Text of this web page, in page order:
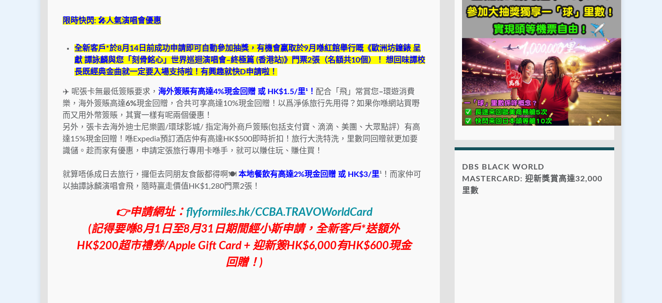
限時快閃: 🎤人氣演唱會優惠
全新客戶*於8月 14 日前成功申請即可自動參加抽獎，有機會贏取於9月喺紅館舉行嘅 《歐洲坊鐘錶 呈
獻 譚詠麟與您「刻骨銘心」世界巡迴演唱會–終極篇 (香港站)》門票2張（名額共10個）！
想回味譚校
長既經典金曲就一定要入場支持啦！有興趣就快D申請啦 ！
✈️ 呢張卡無最低簽賬要求， 海外簽賬有高達4%現金回贈 或 HK$1.5/里¹！ 配合「飛」常賞您–環遊消費
樂，海外簽賬高達6%現金回贈，合共可享高達10%現金回贈！ 以爲淨係旅行先用得？如果你喺網站買嘢
而又用外幣簽賬，其實一樣有呢兩個優惠！
另外，張卡去海外迪士尼樂園/環球影城/ 指定海外商戶簽賬(包括支付寶、滴滴、美團、大眾點評）有高
達15%現金回贈！喺Expedia預訂酒店仲有高達HK$500即時折扣！旅行大洗特洗，里數同回贈就更加要
識儲。趁而家有優惠，申請定張旅行專用卡喺手，就可以賺住玩、賺住買！
就算唔係成日去旅行，攞佢去同朋友食飯都得啊🍽️ 本地餐飲有高達2%現金回贈 或 HK$3/里¹！ 而家仲可
以抽譚詠麟演唱會飛，隨時贏走價值 HK$1,280門票2張！
👉申請網址： flyformiles.hk/CCBA.TRAVOWorldCard
(記得要喺8月1 日至8月31 日期間經小斯申請，全新客戶*送額外
HK$200超市禮券/Apple Gift Card + 迎新簽HK$6,000有HK$600現金
回贈！ )
DBS BLACK WORLD
MASTERCARD: 迎新獎賞高達32,000
里數